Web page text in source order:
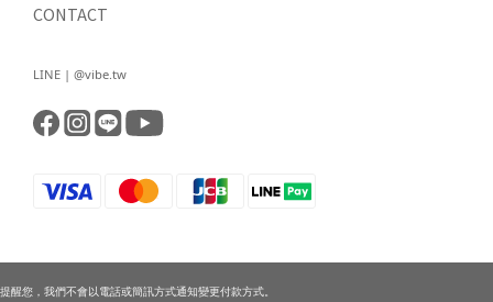
CONTACT
LINE | @vibe.tw
提醒您，我們不會以電話或簡訊方式通知變更付款方式。